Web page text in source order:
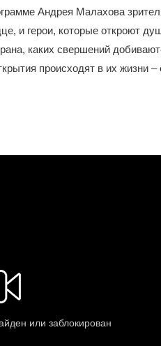
Андрея Малахова
и герои, которые откроют
каких свершений
происходят в их жизни